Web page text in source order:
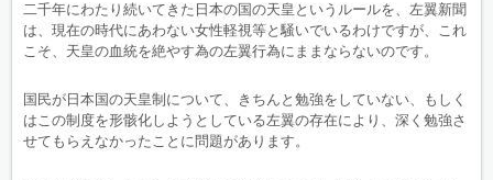
二千年にわたり続いてきた日本の国の天皇というルールを、左翼新聞
は、現在の時代にあわない女性軽視等と騒いでいるわけですが、これ
こそ、天皇の血統を絶やす為の左翼行為にままならないのです。
国民が日本国の天皇制について、きちんと勉強をしていない、もしく
はこの制度を形骸化しようとしている左翼の存在により、深く勉強さ
せてもらえなかったことに問題があります。